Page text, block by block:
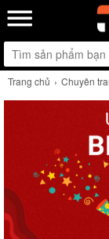
Trang chủ Chuyên